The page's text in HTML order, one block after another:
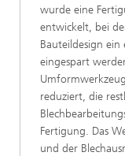
wurde eine
entwickelt, bei
Bauteildesign ein
eingespart
reduziert, die
Fertigung. Das
und der